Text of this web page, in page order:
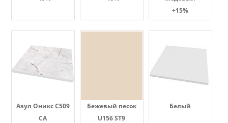
+15%
Азул Оникс С509
СА
Бежевый песок
U156 ST9
Белый